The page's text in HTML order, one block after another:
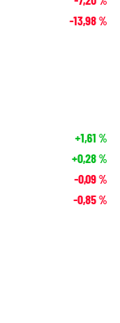
-13,98%
+1,61 %
+0,28%
-0,09%
-0,85%